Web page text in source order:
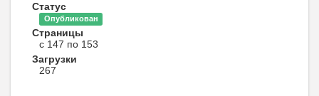
Статус
Опубликован
Страницы
с 147 по 153
Загрузки
267